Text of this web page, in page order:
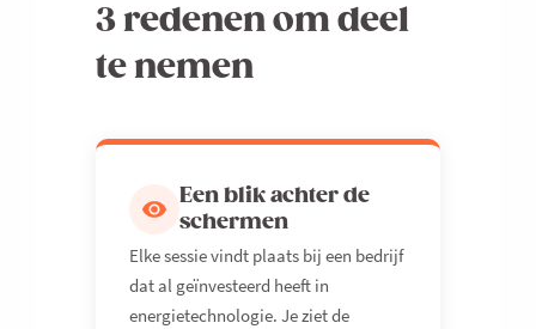
3 redenen om deel
te nemen
Een blik achter de
schermen
Elke sessie vindt plaats bij een bedrijf
dat al geïnvesteerd heeft in
energietechnologie. Je ziet de